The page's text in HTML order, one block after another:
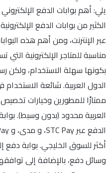
يلي: أهم بوابات الدفع
الكثير من بوابات الدفع
عبر الإنترنت، ومن أهم هذه
مناسبة للمتاجر الإلكترونية
بكونها سهلة الاستخدام،
الدول العربية. شائعة
ممتازًا للمطورين وخيارات
العربية محدود (بدون وسيط).
أكثر للسوق الخليجي. بوابة
وسائل دفع، بالإضافة إلى